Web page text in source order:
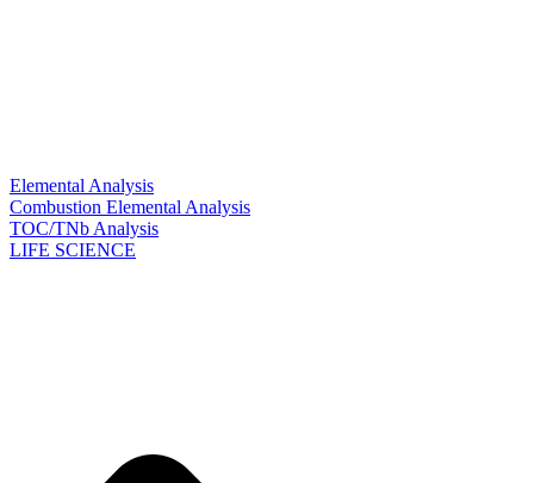
Elemental Analysis
Combustion Elemental Analysis
TOC/TNb Analysis
LIFE SCIENCE